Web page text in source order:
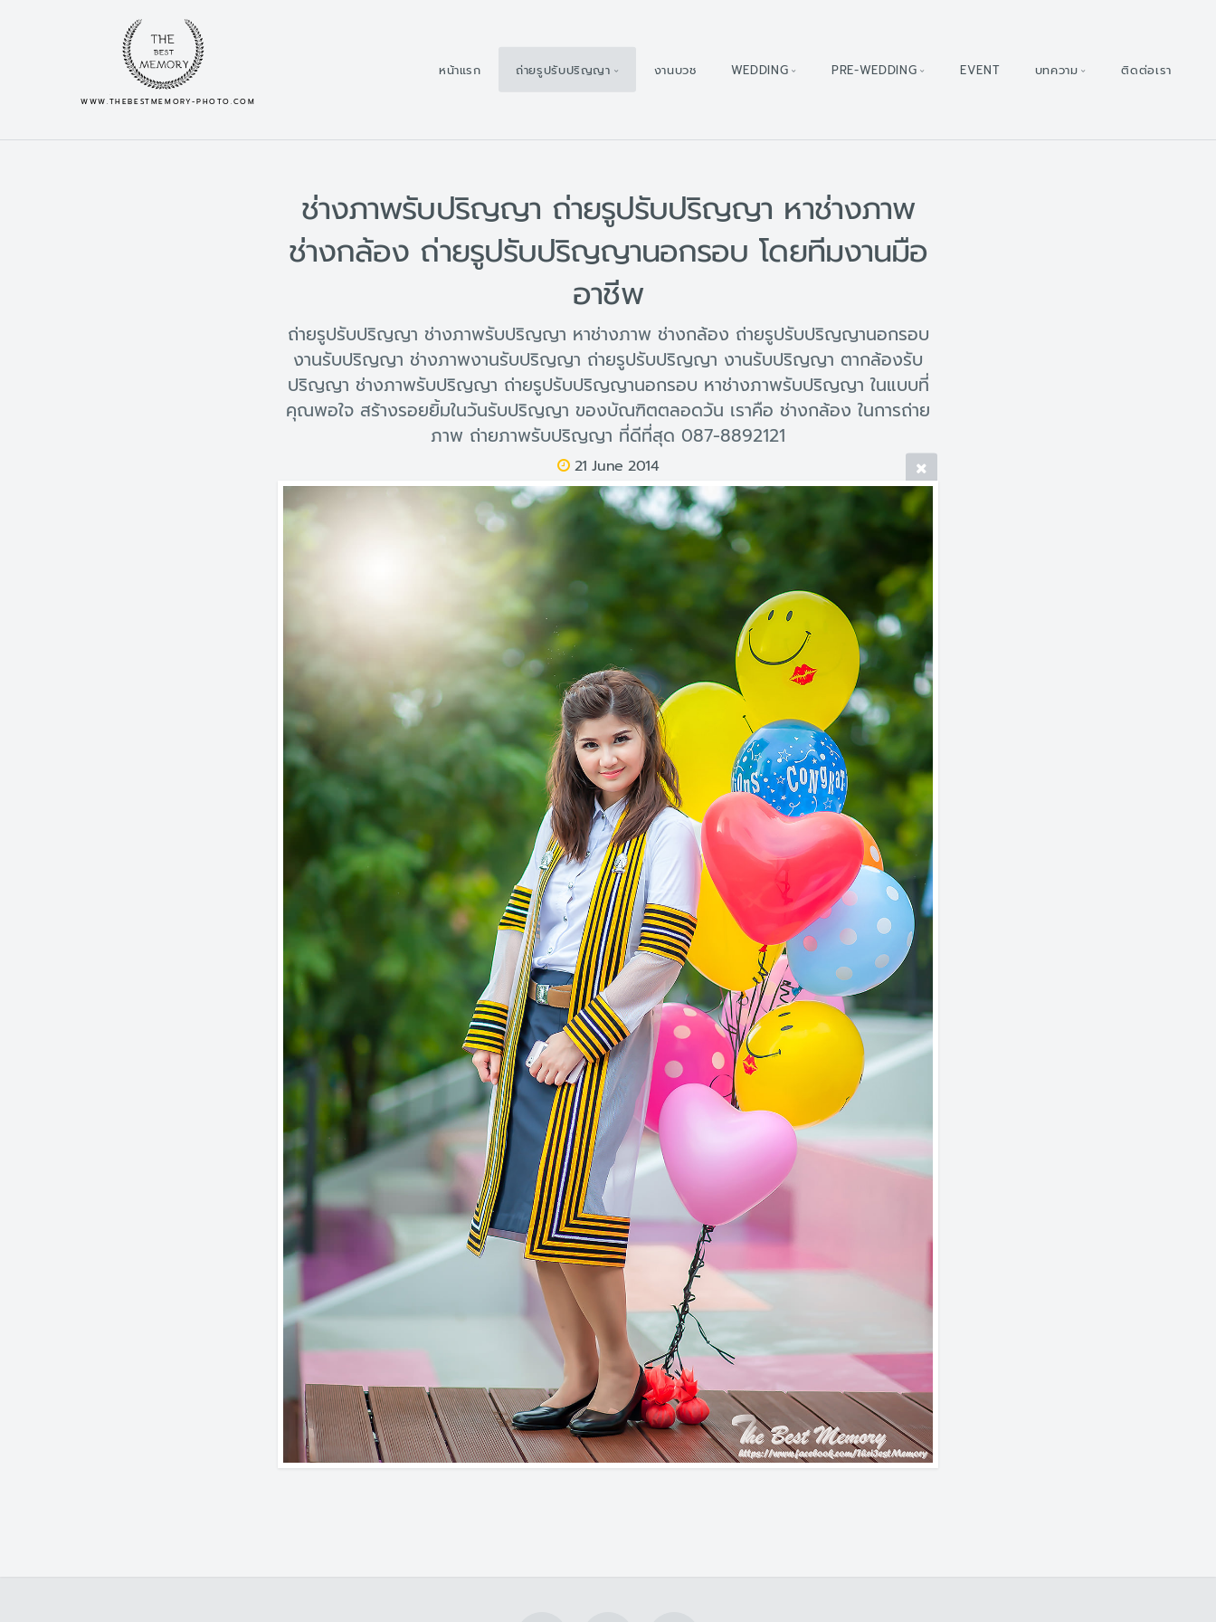
WWW.THEBESTMEMORY-PHOTO.COM
หน้าแรก ถ่ายรูปรับปริญญา งานบวช WEDDING PRE-WEDDING EVENT บทความ ติดต่อเรา
ช่างภาพรับปริญญา ถ่ายรูปรับปริญญา หาช่างภาพ
ช่างกล้อง ถ่ายรูปรับปริญญานอกรอบ โดยทีมงานมือ
อาชีพ
ถ่ายรูปรับปริญญา ช่างภาพรับปริญญา หาช่างภาพ ช่างกล้อง ถ่ายรูปรับปริญญานอกรอบ
งานรับปริญญา ช่างภาพงานรับปริญญา ถ่ายรูปรับปริญญา งานรับปริญญา ตากล้องรับ
ปริญญา ช่างภาพรับปริญญา ถ่ายรูปรับปริญญานอกรอบ หาช่างภาพรับปริญญา ในแบบที่
คุณพอใจ สร้างรอยยิ้มในวันรับปริญญา ของบัณฑิตตลอดวัน เราคือ ช่างกล้อง ในการถ่าย
ภาพ ถ่ายภาพรับปริญญา ที่ดีที่สุด 087-8892121
21 June 2014